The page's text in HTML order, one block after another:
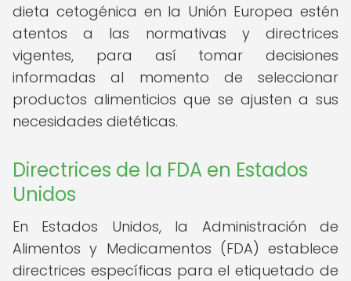
dieta cetogénica en la Unión Europea estén
atentos a las normativas y directrices
vigentes, para así tomar decisiones
informadas al momento de seleccionar
productos alimenticios que se ajusten a sus
necesidades dietéticas.
Directrices de la FDA en Estados
Unidos
En Estados Unidos, la Administración de
Alimentos y Medicamentos (FDA) establece
directrices específicas para el etiquetado de